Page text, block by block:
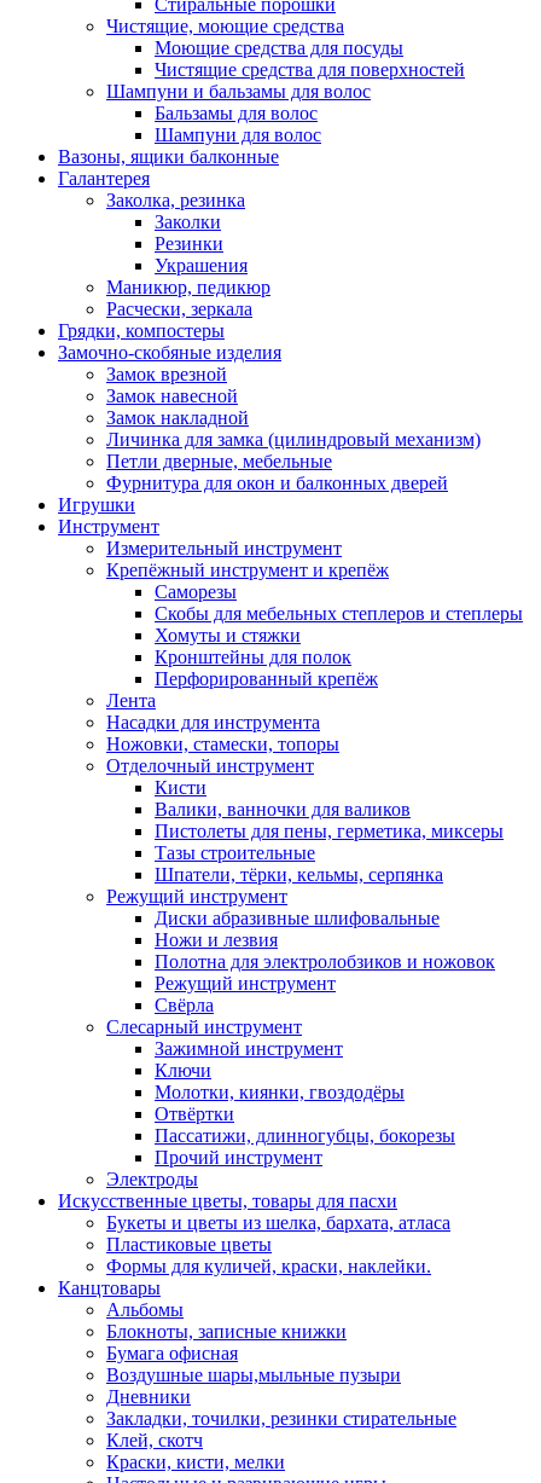
Чистящие, моющие средства
Моющие средства для посуды
Чистящие средства для поверхностей
Шампуни и бальзамы для волос
Бальзамы для волос
Шампуни для волос
Вазоны, ящики балконные
Галантерея
Заколка, резинка
Заколки
Резинки
Украшения
Маникюр, педикюр
Расчески, зеркала
Грядки, компостеры
Замочно-скобяные изделия
Замок врезной
Замок навесной
Замок накладной
Личинка для замка (цилиндровый механизм)
Петли дверные, мебельные
Фурнитура для окон и балконных дверей
Игрушки
Инструмент
Измерительный инструмент
Крепёжный инструмент и крепёж
Саморезы
Скобы для мебельных степлеров и степлеры
Хомуты и стяжки
Кронштейны для полок
Перфорированный крепёж
Лента
Насадки для инструмента
Ножовки, стамески, топоры
Отделочный инструмент
Кисти
Валики, ванночки для валиков
Пистолеты для пены, герметика, миксеры
Тазы строительные
Шпатели, тёрки, кельмы, серпянка
Режущий инструмент
Диски абразивные шлифовальные
Ножи и лезвия
Полотна для электролобзиков и ножовок
Режущий инструмент
Свёрла
Слесарный инструмент
Зажимной инструмент
Ключи
Молотки, киянки, гвоздодёры
Отвёртки
Пассатижи, длинногубцы, бокорезы
Прочий инструмент
Электроды
Искусственные цветы, товары для пасхи
Букеты и цветы из шелка, бархата, атласа
Пластиковые цветы
Формы для куличей, краски, наклейки.
Канцтовары
Альбомы
Блокноты, записные книжки
Бумага офисная
Воздушные шары,мыльные пузыри
Дневники
Закладки, точилки, резинки стирательные
Клей, скотч
Краски, кисти, мелки